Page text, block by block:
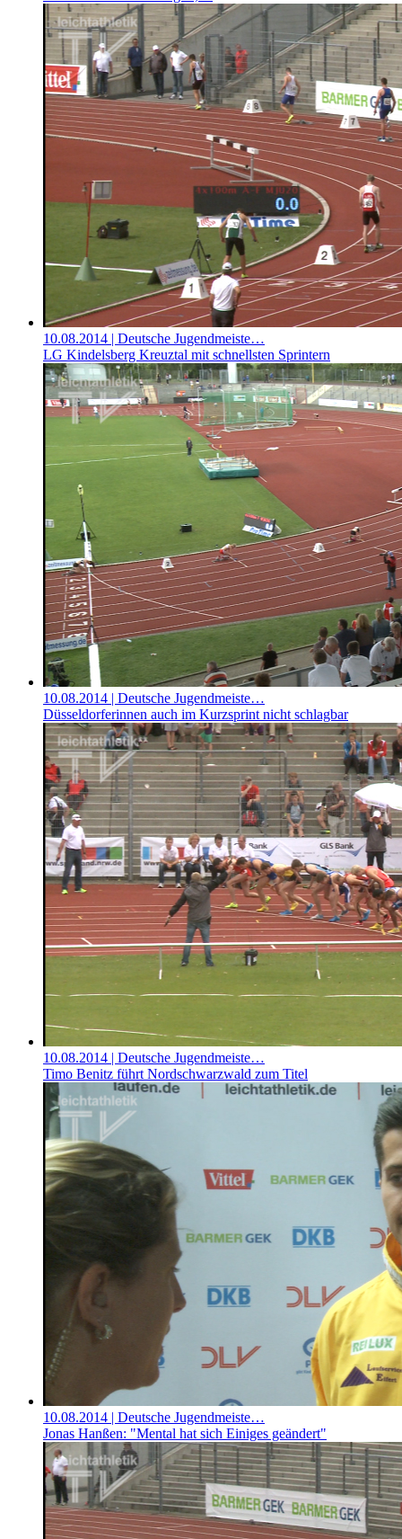
10.08.2014 | Deutsche Jugendmeiste…
LG Kindelsberg Kreuztal mit schnellsten Sprintern
10.08.2014 | Deutsche Jugendmeiste…
Düsseldorferinnen auch im Kurzsprint nicht schlagbar
10.08.2014 | Deutsche Jugendmeiste…
Timo Benitz führt Nordschwarzwald zum Titel
10.08.2014 | Deutsche Jugendmeiste…
Jonas Hanßen: "Mental hat sich Einiges geändert"